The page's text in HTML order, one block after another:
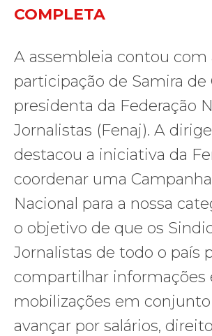
COMPLETA
A assembleia contou com
participação de Samira de
presidenta da Federação
Jornalistas (Fenaj). A
destacou a iniciativa da
coordenar uma Campanha
Nacional para a nossa
o objetivo de que os
Jornalistas de todo o país
compartilhar informações
mobilizações em conjunto
avançar por salários,